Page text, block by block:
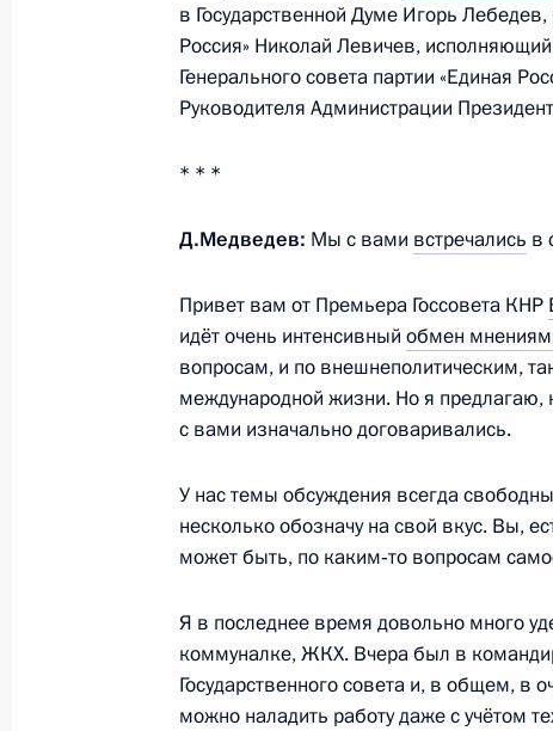
Опубликован список журналистов,
освещения ежегодного Послания
Собранию
29 ноября 2010 года, 12:00
29 ноября 2010 года, 11:00
28 ноября 2010 года, воскресенье
28 ноября 2010 года, 14:00
Завершена аккредитация
Послания Президента
28 ноября 2010 года, 12:00
в Государственной Думе Игорь
Россия» Николай Левичев,
Генерального совета партии «Единая
Руководителя Администрации
* * *
Д.Медведев: Мы с вами встречались в
Привет вам от Премьера Госсовета КНР
идёт очень интенсивный обмен
вопросам, и по внешнеполитическим,
международной жизни. Но я
с вами изначально договаривались.
У нас темы обсуждения всегда
несколько обозначу на свой вкус. Вы,
может быть, по каким‑то вопросам
Я в последнее время довольно много
коммуналке, ЖКХ. Вчера был в
Государственного совета и, в общем, в
можно наладить работу даже с учётом